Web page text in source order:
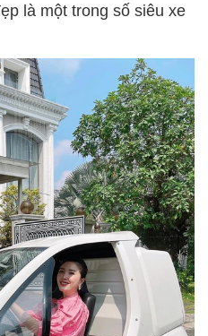
là một trong số siêu xe